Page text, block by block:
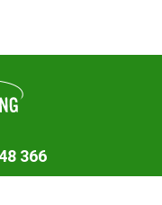
366